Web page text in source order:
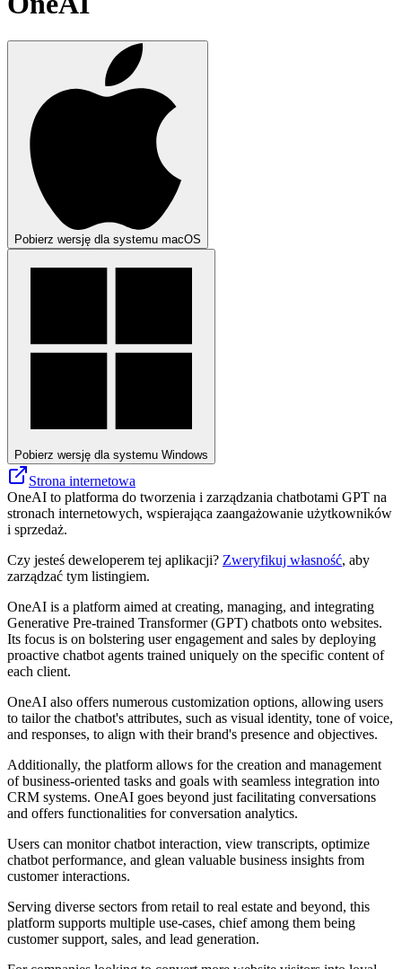
Pobierz wersję dla systemu macOS
Pobierz wersję dla systemu Windows
Strona internetowa
OneAI to platforma do tworzenia i zarządzania chatbotami GPT na
stronach internetowych, wspierająca zaangażowanie użytkowników
i sprzedaż.
Czy jesteś deweloperem tej aplikacji? Zweryfikuj własność, aby
zarządzać tym listingiem.
OneAI is a platform aimed at creating, managing, and integrating
Generative Pre-trained Transformer (GPT) chatbots onto websites.
Its focus is on bolstering user engagement and sales by deploying
proactive chatbot agents trained uniquely on the specific content of
each client.
OneAI also offers numerous customization options, allowing users
to tailor the chatbot's attributes, such as visual identity, tone of voice,
and responses, to align with their brand's presence and objectives.
Additionally, the platform allows for the creation and management
of business-oriented tasks and goals with seamless integration into
CRM systems. OneAI goes beyond just facilitating conversations
and offers functionalities for conversation analytics.
Users can monitor chatbot interaction, view transcripts, optimize
chatbot performance, and glean valuable business insights from
customer interactions.
Serving diverse sectors from retail to real estate and beyond, this
platform supports multiple use-cases, chief among them being
customer support, sales, and lead generation.